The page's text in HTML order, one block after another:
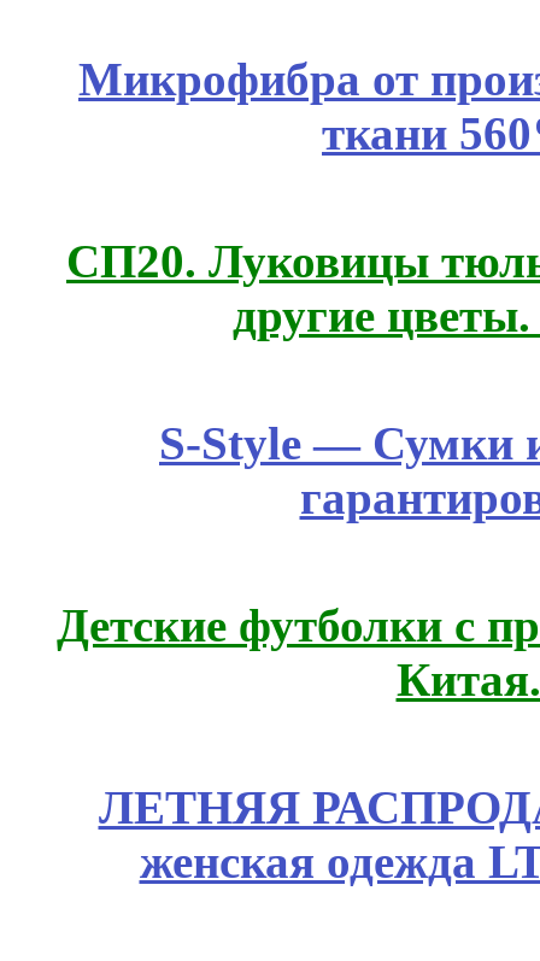
Микрофибра от
ткани
СП20. Луковицы
другие
S-Style — Сумки
Детские футболки с
ЛЕТНЯЯ
женская одежда